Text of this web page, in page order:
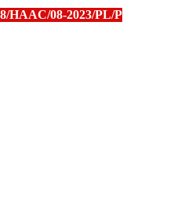
HAAC/08-2023/PL/P